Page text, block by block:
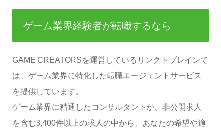
ゲーム業界経験者が転職するなら
GAME CREATORSを運営しているリンクトブレインで
は、ゲーム業界に特化した転職エージェントサービス
を提供しています。
ゲーム業界に精通したコンサルタントが、非公開求人
を含む3,400件以上の求人の中から、あなたの希望や適